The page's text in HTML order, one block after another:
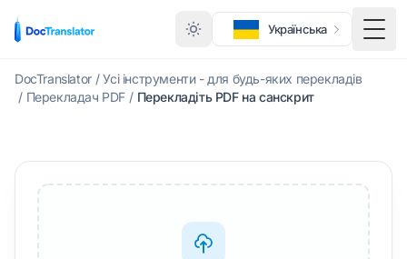
Українська
DocTranslator / Усі інструменти - для будь-яких перекладів
/ Перекладач PDF / Перекладіть PDF на санскрит